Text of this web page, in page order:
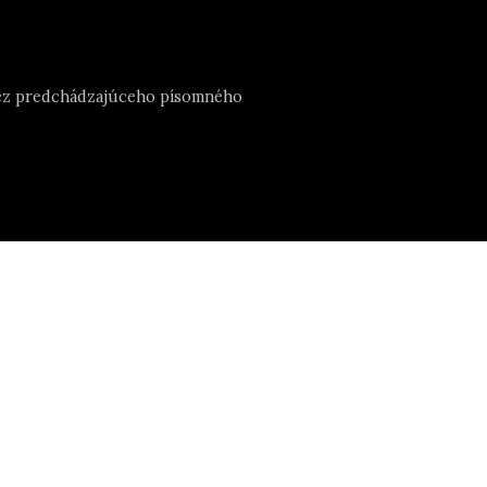
predchádzajúceho písomného